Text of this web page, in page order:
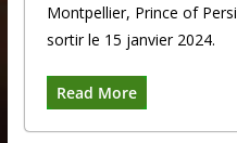
Montpellier, Prince of
sortir le 15 janvier 2024.
Read More